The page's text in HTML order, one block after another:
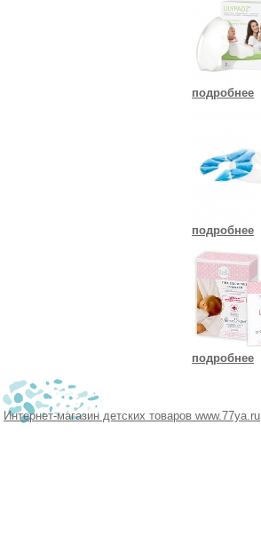
подробнее
подробнее
подробнее
Интернет-магазин детских товаров www.77ya.ru